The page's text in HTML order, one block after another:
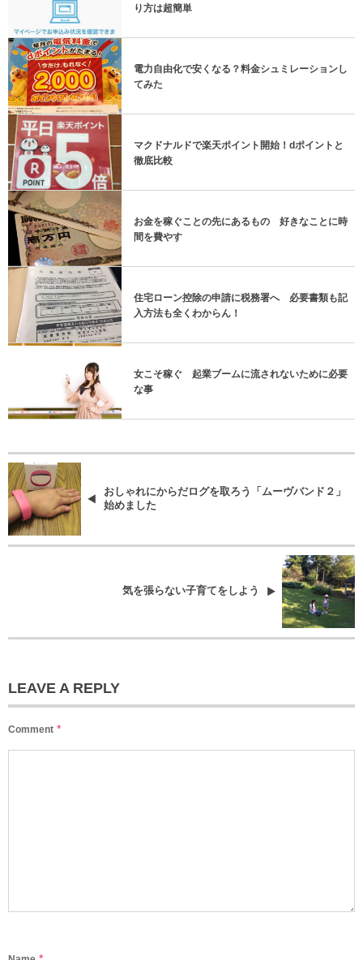
り方は超簡単
電力自由化で安くなる？料金シュミレーションし
てみた
マクドナルドで楽天ポイント開始！dポイントと
徹底比較
お金を稼ぐことの先にあるもの 好きなことに時
間を費やす
住宅ローン控除の申請に税務署へ 必要書類も記
入方法も全くわからん！
女こそ稼ぐ 起業ブームに流されないために必要
な事
おしゃれにからだログを取ろう「ムーヴバンド２」
始めました
気を張らない子育てをしよう
LEAVE A REPLY
Comment *